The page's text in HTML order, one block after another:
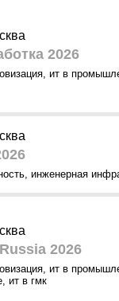
2026
, ит в
, инженерная
2026
, ит в
, ит в гмк